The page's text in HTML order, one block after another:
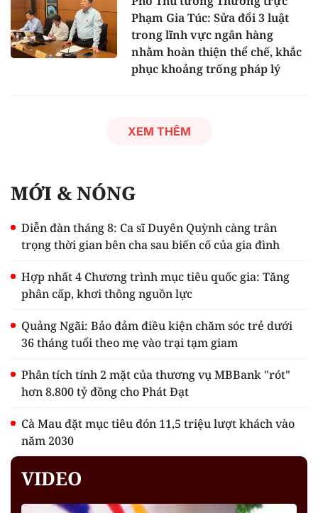
Phạm Gia Túc: Sửa đổi 3 luật
trong lĩnh vực ngân hàng
nhằm hoàn thiện thể chế, khắc
phục khoảng trống pháp lý
XEM THÊM
MỚI & NÓNG
Diễn đàn tháng 8: Ca sĩ Duyên Quỳnh càng trân
trọng thời gian bên cha sau biến cố của gia đình
Hợp nhất 4 Chương trình mục tiêu quốc gia: Tăng
phân cấp, khơi thông nguồn lực
Quảng Ngãi: Bảo đảm điều kiện chăm sóc trẻ dưới
36 tháng tuổi theo mẹ vào trại tạm giam
Phân tích tính 2 mặt của thương vụ MBBank "rót"
hơn 8.800 tỷ đồng cho Phát Đạt
Cà Mau đặt mục tiêu đón 11,5 triệu lượt khách vào
năm 2030
VIDEO